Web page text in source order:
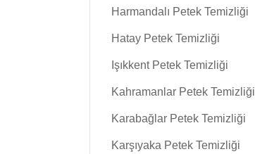
Harmandalı Petek Temizliği
Hatay Petek Temizliği
Işıkkent Petek Temizliği
Kahramanlar Petek Temizliği
Karabağlar Petek Temizliği
Karşıyaka Petek Temizliği